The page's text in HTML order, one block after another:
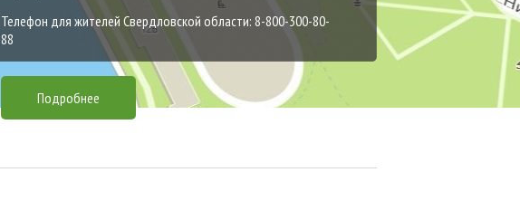
Телефон для жителей Свердловской области: 8-800-300-80-
88
Подробнее